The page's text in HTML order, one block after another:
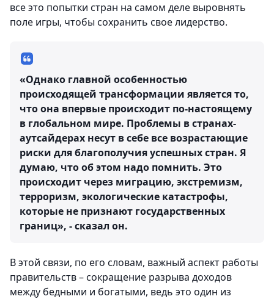
все это попытки стран на самом деле выровнять
поле игры, чтобы сохранить свое лидерство.
«Однако главной особенностью
происходящей трансформации является то,
что она впервые происходит по-настоящему
в глобальном мире. Проблемы в странах-
аутсайдерах несут в себе все возрастающие
риски для благополучия успешных стран. Я
думаю, что об этом надо помнить. Это
происходит через миграцию, экстремизм,
терроризм, экологические катастрофы,
которые не признают государственных
границ», - сказал он.
В этой связи, по его словам, важный аспект работы
правительств – сокращение разрыва доходов
между бедными и богатыми, ведь это один из